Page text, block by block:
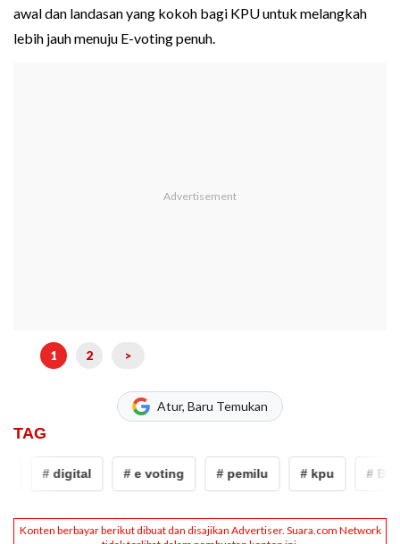
awal dan landasan yang kokoh bagi KPU untuk melangkah
lebih jauh menuju E-voting penuh.
1 2 >
Atur, Baru Temukan
TAG
# digital # e voting # pemilu # kpu # Bogor